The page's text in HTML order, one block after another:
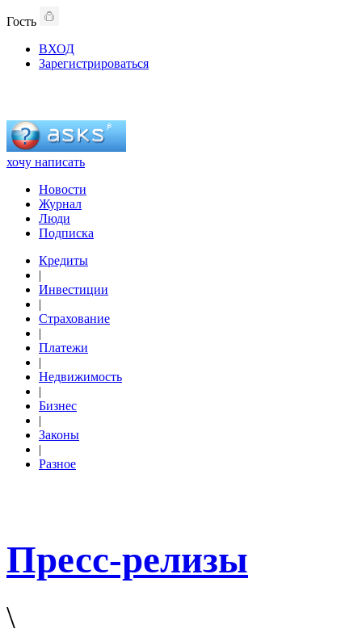
Гость
ВХОД
Зарегистрироваться
хочу написать
Новости
Журнал
Люди
Подписка
Кредиты
|
Инвестиции
|
Страхование
|
Платежи
|
Недвижимость
|
Бизнес
|
Законы
|
Разное
Пресс-релизы
\